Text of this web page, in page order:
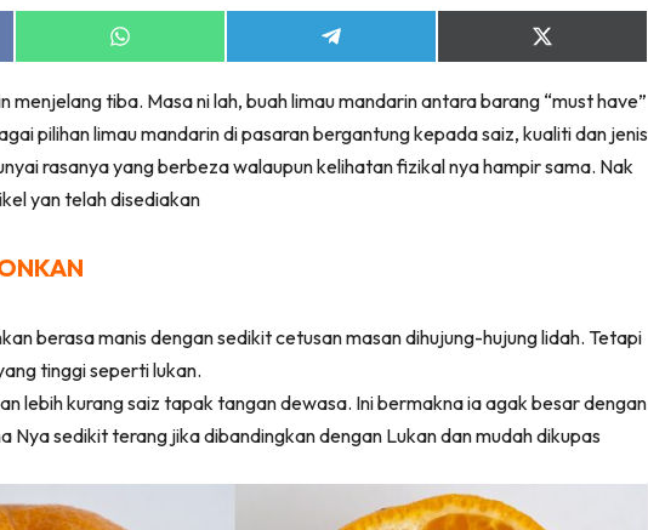
Make Over
Bilik Air
Bilik Tidur
Dapur
Ruang Makan
Ruang Tamu
Makeover Ruang Selebriti
Destinasi
Hotel
Kafe
Share
on
Share
on
Share
on
(Twitter)
menjelang tiba. Masa ni lah, buah limau mandarin antara barang “must have”
pilihan limau mandarin di pasaran bergantung kepada saiz, kualiti dan jenis
rasanya yang berbeza walaupun kelihatan fizikal nya hampir sama. Nak
yan telah disediakan
berasa manis dengan sedikit cetusan masan dihujung-hujung lidah. Tetapi
tinggi seperti lukan.
lebih kurang saiz tapak tangan dewasa. Ini bermakna ia agak besar dengan
Nya sedikit terang jika dibandingkan dengan Lukan dan mudah dikupas